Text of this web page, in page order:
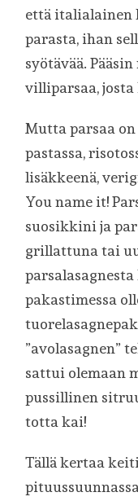
että italialainen
parasta, ihan
syötävää.
villiparsaa,
Mutta parsaa
pastassa,
lisäkkeenä,
You name it!
suosikkini ja
grillattuna tai
pakastimessa
”avolasagnen”
sattui olemaan
pussillinen
totta kai!
Tällä kertaa